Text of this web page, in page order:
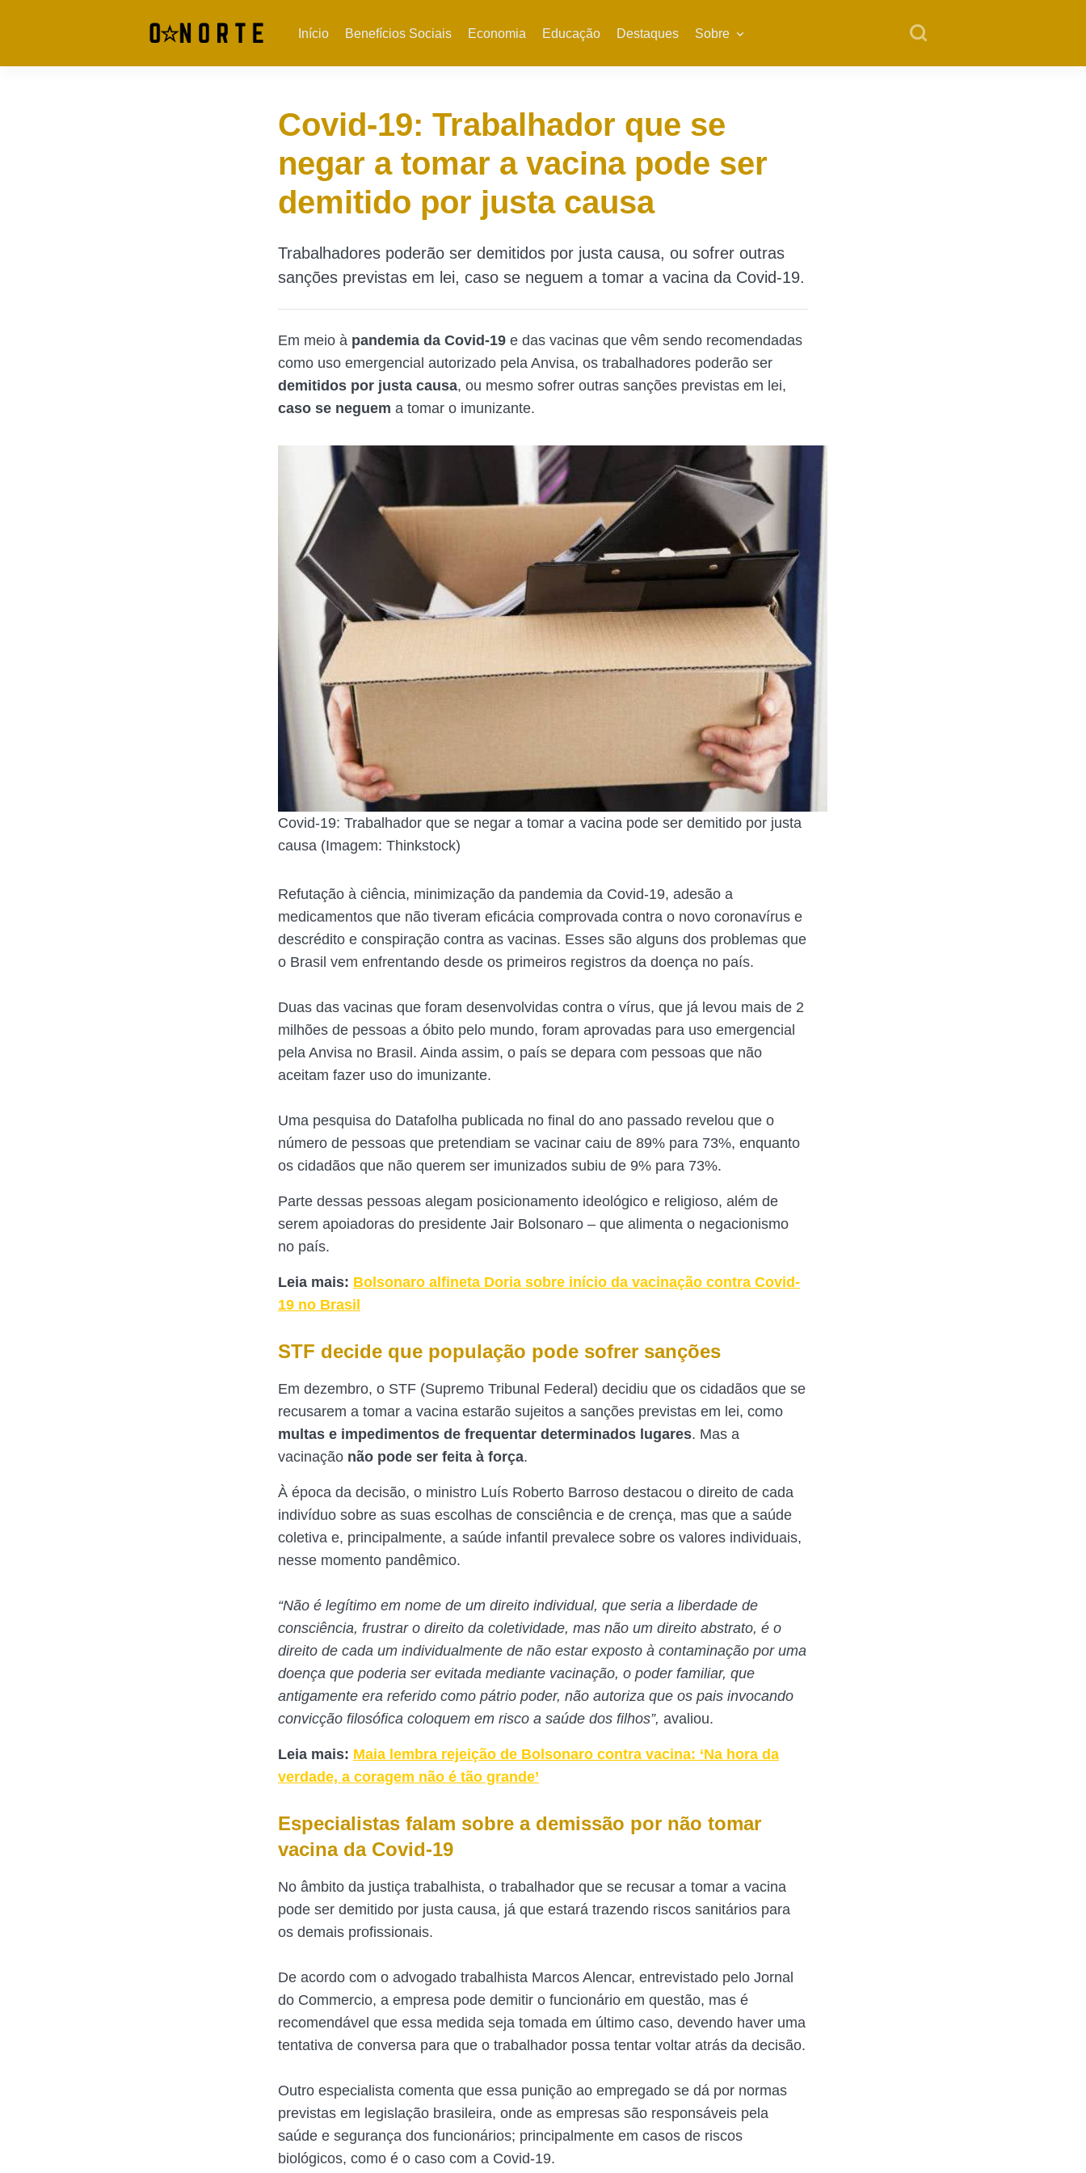
Início Benefícios Sociais Economia Educação Destaques Sobre
Covid-19: Trabalhador que se
negar a tomar a vacina pode ser
demitido por justa causa
Trabalhadores poderão ser demitidos por justa causa, ou sofrer outras
sanções previstas em lei, caso se neguem a tomar a vacina da Covid-19.
Em meio à pandemia da Covid-19 e das vacinas que vêm sendo recomendadas
como uso emergencial autorizado pela Anvisa, os trabalhadores poderão ser
demitidos por justa causa, ou mesmo sofrer outras sanções previstas em lei,
caso se neguem a tomar o imunizante.
Covid-19: Trabalhador que se negar a tomar a vacina pode ser demitido por justa
causa (Imagem: Thinkstock)
Refutação à ciência, minimização da pandemia da Covid-19, adesão a
medicamentos que não tiveram eficácia comprovada contra o novo coronavírus e
descrédito e conspiração contra as vacinas. Esses são alguns dos problemas que
o Brasil vem enfrentando desde os primeiros registros da doença no país.
Duas das vacinas que foram desenvolvidas contra o vírus, que já levou mais de 2
milhões de pessoas a óbito pelo mundo, foram aprovadas para uso emergencial
pela Anvisa no Brasil. Ainda assim, o país se depara com pessoas que não
aceitam fazer uso do imunizante.
Uma pesquisa do Datafolha publicada no final do ano passado revelou que o
número de pessoas que pretendiam se vacinar caiu de 89% para 73%, enquanto
os cidadãos que não querem ser imunizados subiu de 9% para 73%.
Parte dessas pessoas alegam posicionamento ideológico e religioso, além de
serem apoiadoras do presidente Jair Bolsonaro – que alimenta o negacionismo
no país.
Leia mais: Bolsonaro alfineta Doria sobre início da vacinação contra Covid-
19 no Brasil
STF decide que população pode sofrer sanções
Em dezembro, o STF (Supremo Tribunal Federal) decidiu que os cidadãos que se
recusarem a tomar a vacina estarão sujeitos a sanções previstas em lei, como
multas e impedimentos de frequentar determinados lugares. Mas a
vacinação não pode ser feita à força.
À época da decisão, o ministro Luís Roberto Barroso destacou o direito de cada
indivíduo sobre as suas escolhas de consciência e de crença, mas que a saúde
coletiva e, principalmente, a saúde infantil prevalece sobre os valores individuais,
nesse momento pandêmico.
“Não é legítimo em nome de um direito individual, que seria a liberdade de
consciência, frustrar o direito da coletividade, mas não um direito abstrato, é o
direito de cada um individualmente de não estar exposto à contaminação por uma
doença que poderia ser evitada mediante vacinação, o poder familiar, que
antigamente era referido como pátrio poder, não autoriza que os pais invocando
convicção filosófica coloquem em risco a saúde dos filhos”, avaliou.
Leia mais: Maia lembra rejeição de Bolsonaro contra vacina: ‘Na hora da
verdade, a coragem não é tão grande’
Especialistas falam sobre a demissão por não tomar
vacina da Covid-19
No âmbito da justiça trabalhista, o trabalhador que se recusar a tomar a vacina
pode ser demitido por justa causa, já que estará trazendo riscos sanitários para
os demais profissionais.
De acordo com o advogado trabalhista Marcos Alencar, entrevistado pelo Jornal
do Commercio, a empresa pode demitir o funcionário em questão, mas é
recomendável que essa medida seja tomada em último caso, devendo haver uma
tentativa de conversa para que o trabalhador possa tentar voltar atrás da decisão.
Outro especialista comenta que essa punição ao empregado se dá por normas
previstas em legislação brasileira, onde as empresas são responsáveis pela
saúde e segurança dos funcionários; principalmente em casos de riscos
biológicos, como é o caso com a Covid-19.